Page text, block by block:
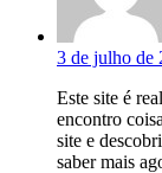
3 de julho de
Este site é
encontro
site e
saber mais